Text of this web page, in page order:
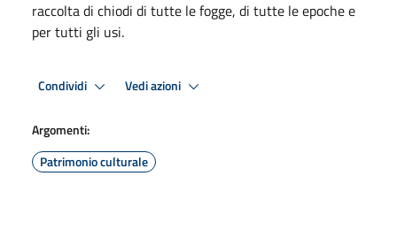
raccolta di chiodi di tutte le fogge, di tutte le epoche e
per tutti gli usi.
Condividi Vedi azioni
Argomenti:
Patrimonio culturale